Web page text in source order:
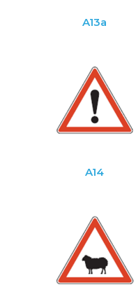
A13a
A14